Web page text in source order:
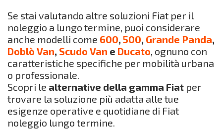
Se stai valutando altre soluzioni Fiat per il
noleggio a lungo termine, puoi considerare
anche modelli come 600, 500, Grande Panda,
Doblò Van, Scudo Van e Ducato, ognuno con
caratteristiche specifiche per mobilità urbana
o professionale.
Scopri le alternative della gamma Fiat per
trovare la soluzione più adatta alle tue
esigenze operative e quotidiane di Fiat
noleggio lungo termine.